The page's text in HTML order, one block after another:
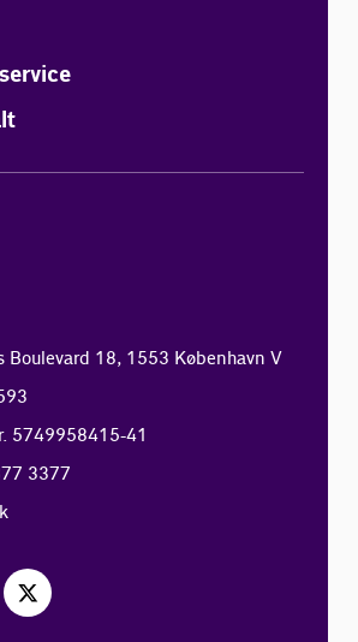
Boulevard 18, 1553 København V
5749958415-41
3377